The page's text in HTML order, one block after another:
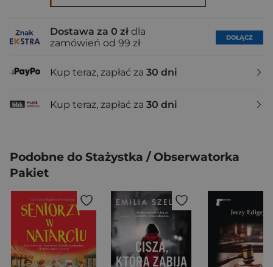
Dostawa za 0 zł dla
zamówień od 99 zł
DOŁĄCZ
Kup teraz, zapłać za 30 dni
Kup teraz, zapłać za 30 dni
Podobne do Stażystka / Obserwatorka
Pakiet